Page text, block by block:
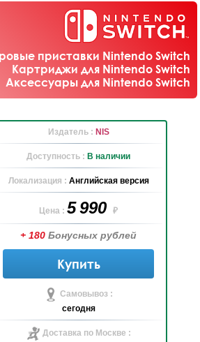
приставки Nintendo Switch
Картриджи для Nintendo Switch
Аксессуары для Nintendo Switch
Издатель : NIS
Доступность : В наличии
Локализация : Английская версия
Цена : 5 990 ₽
+ 180 Бонусных рублей
Купить
Самовывоз :
сегодня
Доставка по Москве :